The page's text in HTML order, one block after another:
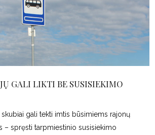
GALI LIKTI BE SUSISIEKIMO
skubiai gali tekti imtis būsimiems rajonų
– spręsti tarpmiestinio susisiekimo